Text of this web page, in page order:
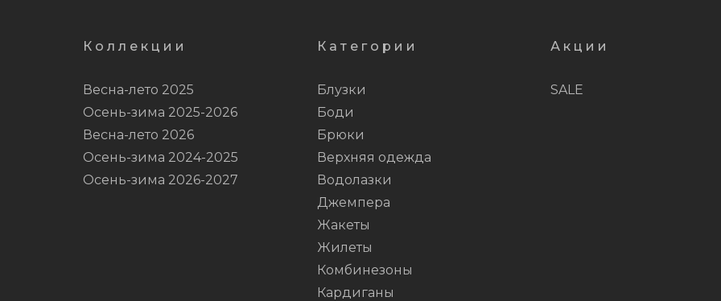
Коллекции
Весна-лето 2025
Осень-зима 2025-2026
Весна-лето 2026
Осень-зима 2024-2025
Осень-зима 2026-2027
Категории
Блузки
Боди
Брюки
Верхняя одежда
Водолазки
Джемпера
Жакеты
Жилеты
Комбинезоны
Кардиганы
Акции
SALE